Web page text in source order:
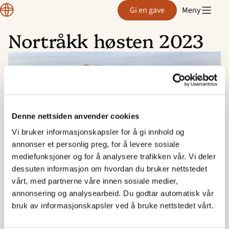
Denne nettsiden anvender cookies
Vi bruker informasjonskapsler for å gi innhold og
annonser et personlig preg, for å levere sosiale
mediefunksjoner og for å analysere trafikken vår. Vi deler
dessuten informasjon om hvordan du bruker nettstedet
vårt, med partnerne våre innen sosiale medier,
annonsering og analysearbeid. Du godtar automatisk vår
bruk av informasjonskapsler ved å bruke nettstedet vårt.
Hopp
til
innhold
Region
Rogaland Gi en gave Meny
Nortråkk høsten 2023